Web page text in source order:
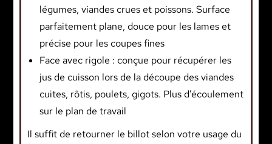
légumes, viandes crues et poissons. Surface
parfaitement plane, douce pour les lames et
précise pour les coupes fines
Face avec rigole : conçue pour récupérer les
jus de cuisson lors de la découpe des viandes
cuites, rôtis, poulets, gigots. Plus d’écoulement
sur le plan de travail
Il suffit de retourner le billot selon votre usage du